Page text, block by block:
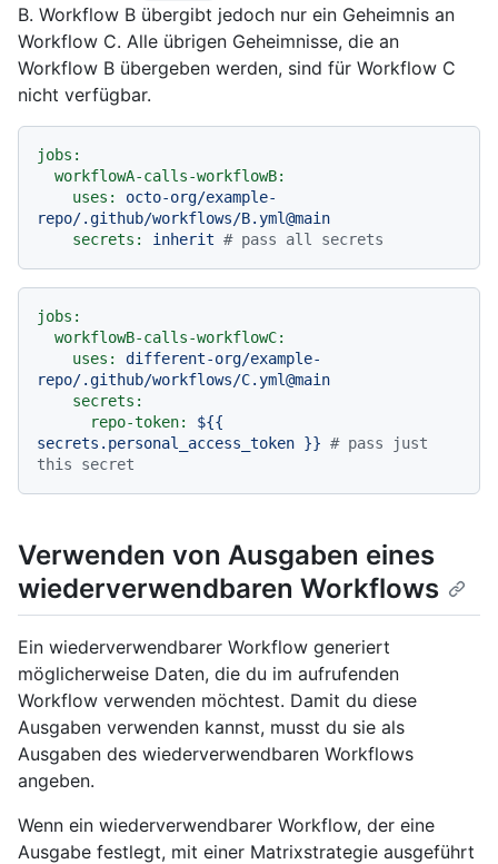
B. Workflow B übergibt jedoch nur ein Geheimnis an
Workflow C. Alle übrigen Geheimnisse, die an
Workflow B übergeben werden, sind für Workflow C
nicht verfügbar.
jobs:
workflowA-calls-workflowB:
uses:
octo-org/example-
repo/.github/workflows/B.yml@main
secrets:
inherit # pass all secrets
jobs:
workflowB-calls-workflowC:
uses:
different-org/example-
repo/.github/workflows/C.yml@main
secrets:
repo-token:
${{
secrets.personal_access_token }} # pass just
this secret
Verwenden von Ausgaben eines
wiederverwendbaren Workflows
Ein wiederverwendbarer Workflow generiert
möglicherweise Daten, die du im aufrufenden
Workflow verwenden möchtest. Damit du diese
Ausgaben verwenden kannst, musst du sie als
Ausgaben des wiederverwendbaren Workflows
angeben.
Wenn ein wiederverwendbarer Workflow, der eine
Ausgabe festlegt, mit einer Matrixstrategie ausgeführt